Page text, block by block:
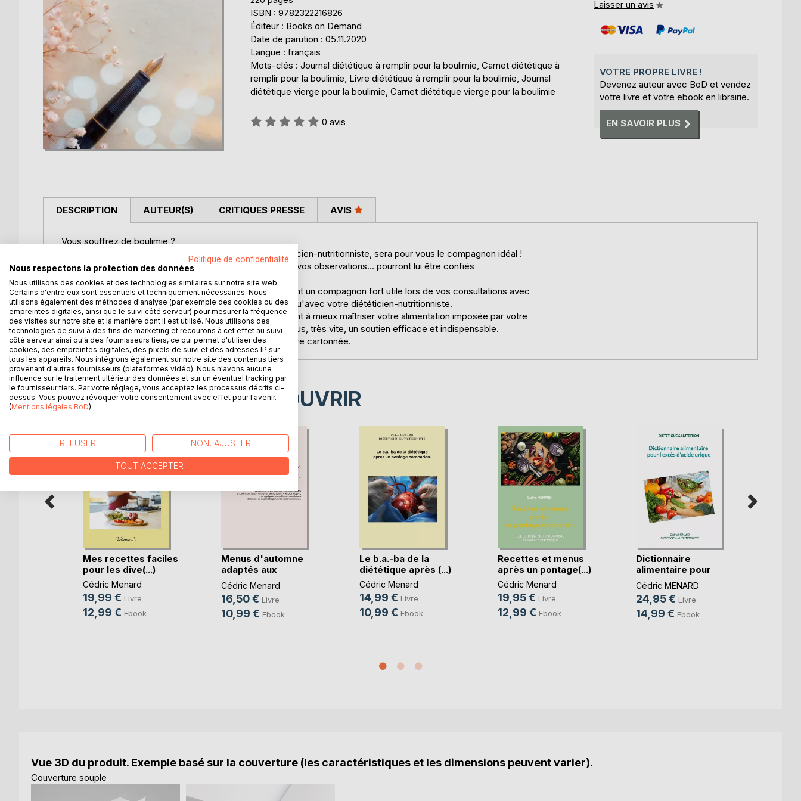
ISBN : 9782322216826
Éditeur : Books on Demand
Date de parution : 05.11.2020
Langue : français
Mots-clés : Journal diététique à remplir pour la boulimie, Carnet diététique à
remplir pour la boulimie, Livre diététique à remplir pour la boulimie, Journal
diététique vierge pour la boulimie, Carnet diététique vierge pour la boulimie
Évaluation:
0 avis
Laisser un avis
VOTRE PROPRE LIVRE !
Devenez auteur avec BoD et vendez
votre livre et votre ebook en librairie.
EN SAVOIR PLUS
DESCRIPTION
Vous souffrez de boulimie ?
Ce journal diététique, élaboré par Cédric MENARD diététicien-nutritionniste, sera pour vous le compagnon idéal !
En effet, tous vos repas, vos sensations, vos remarques, vos observations... pourront lui être confiés
quotidiennement.
Comme tout carnet diététique, il deviendra très rapidement un compagnon fort utile lors de vos consultations avec
votre médecin, qu'il soit généraliste ou spécialiste, ainsi qu'avec votre diététicien-nutritionniste.
Tout en prenant la plume, vous apprendrez très rapidement à mieux maîtriser votre alimentation imposée par votre
trouble alimentaire ; bref, ce confident deviendra, pour vous, très vite, un soutien efficace et indispensable.
Cet ouvrage est également disponible avec une couverture cartonnée.
AUTEUR(S) CRITIQUES PRESSE AVIS
D’AUTRES TITRES À DÉCOUVRIR
Mes recettes faciles
pour les dive(...)
Cédric Menard
19,99 € Livre
12,99 € Ebook
Menus d'automne
adaptés aux
règles(...)
Cédric Menard
16,50 € Livre
10,99 € Ebook
Le b.a.-ba de la
diététique après (...)
Cédric Menard
14,99 € Livre
10,99 € Ebook
Recettes et menus
après un pontage(...)
Cédric Menard
19,95 € Livre
12,99 € Ebook
Dictionnaire
alimentaire pour
l'ex(...)
Cédric MENARD
24,95 € Livre
14,99 € Ebook
Vue 3D du produit. Exemple basé sur la couverture (les caractéristiques et les dimensions peuvent varier).
Couverture souple
Politique de confidentialité
Nous respectons la protection des données
Nous utilisons des cookies et des technologies similaires sur notre site web.
Certains d'entre eux sont essentiels et techniquement nécessaires. Nous
utilisons également des méthodes d'analyse (par exemple des cookies ou des
empreintes digitales, ainsi que le suivi côté serveur) pour mesurer la fréquence
des visites sur notre site et la manière dont il est utilisé. Nous utilisons des
technologies de suivi à des fins de marketing et recourons à cet effet au suivi
côté serveur ainsi qu'à des fournisseurs tiers, ce qui permet d'utiliser des
cookies, des empreintes digitales, des pixels de suivi et des adresses IP sur
tous les appareils. Nous intégrons également sur notre site des contenus tiers
provenant d'autres fournisseurs (plateformes vidéo). Nous n'avons aucune
influence sur le traitement ultérieur des données et sur un éventuel tracking par
le fournisseur tiers. Par votre réglage, vous acceptez les processus décrits ci-
dessus. Vous pouvez révoquer votre consentement avec effet pour l'avenir.
(Mentions légales BoD)
REFUSER NON, AJUSTER
TOUT ACCEPTER